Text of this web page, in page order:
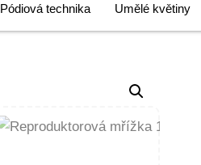
Pódiová technika Umělé květiny